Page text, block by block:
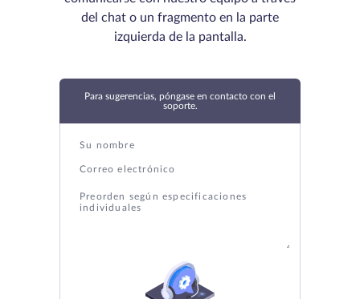
del chat o un fragmento en la parte
izquierda de la pantalla.
Para sugerencias, póngase en contacto con el
soporte.